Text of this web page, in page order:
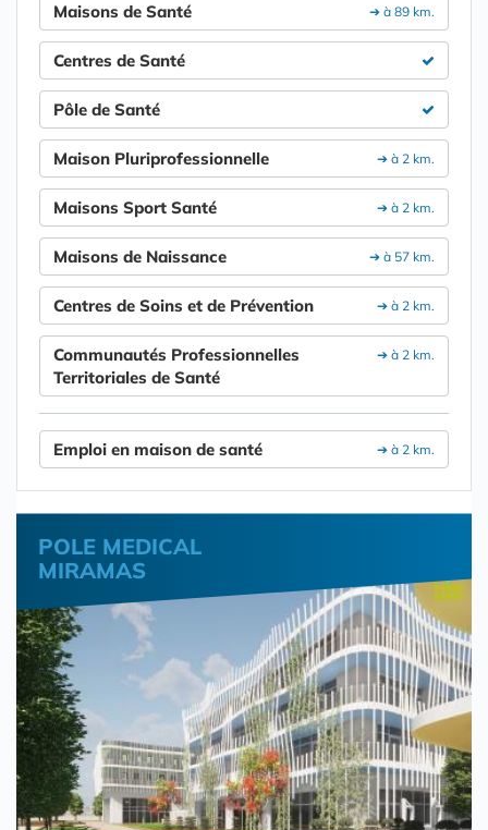
➔ à 89 km.
Maisons de Santé
Centres de Santé
Pôle de Santé
➔ à 2 km.
Maison Pluriprofessionnelle
➔ à 2 km.
Maisons Sport Santé
➔ à 57 km.
Maisons de Naissance
➔ à 2 km.
Centres de Soins et de Prévention
➔ à 2 km.
Communautés Professionnelles
Territoriales de Santé
➔ à 2 km.
Emploi en maison de santé
POLE MEDICAL
MIRAMAS